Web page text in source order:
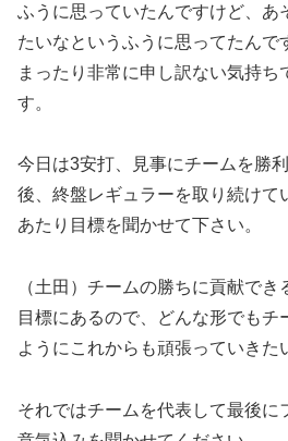
ふうに思っていたんですけど、あ
たいなというふうに思ってたんで
まったり非常に申し訳ない気持ち
す。
今日は3安打、見事にチームを勝
後、終盤レギュラーを取り続けて
あたり目標を聞かせて下さい。
（土田）チームの勝ちに貢献で
目標にあるので、どんな形でもチ
ようにこれからも頑張っていきた
それではチームを代表して最後に